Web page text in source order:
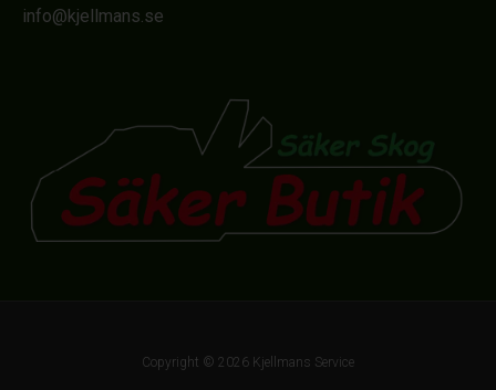
info@kjellmans.se
Copyright © 2026 Kjellmans Service